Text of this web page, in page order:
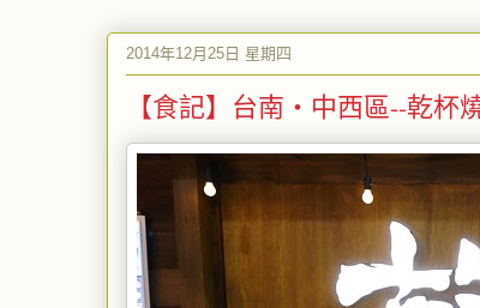
2014年12月25日 星期四
【食記】台南‧中西區--乾杯